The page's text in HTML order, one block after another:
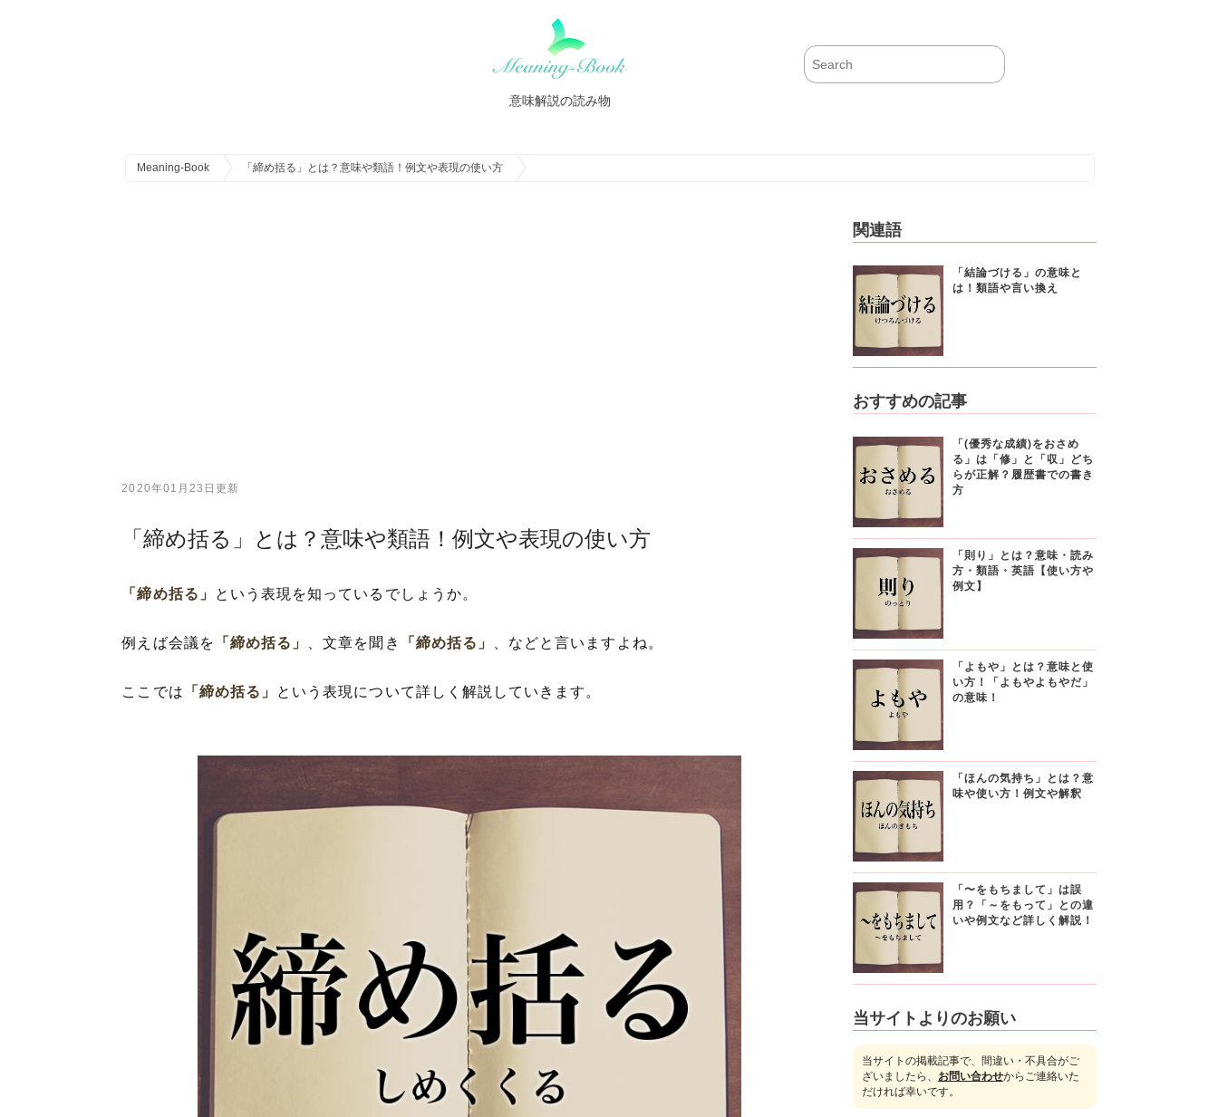
意味解説の読み物
Meaning-Book 「締め括る」とは？意味や類語！例文や表現の使い方
2020年01月23日更新
「締め括る」とは？意味や類語！例文や表現の使い方
「締め括る」 という表現を知っているでしょうか。
例えば会議を 「締め括る」 、文章を聞き 「締め括る」 、などと言いますよね。
ここでは 「締め括る」 という表現について詳しく解説していきます。
関連語
「結論づける」の意味と
は！類語や言い換え
おすすめの記事
「(優秀な成績)をおさめ
る」は「修」と「収」どち
らが正解？履歴書での書き
方
「則り」とは？意味・読み
方・類語・英語【使い方や
例文】
「よもや」とは？意味と使
い方！「よもやよもやだ」
の意味！
「ほんの気持ち」とは？意
味や使い方！例文や解釈
「〜をもちまして」は誤
用？「～をもって」との違
いや例文など詳しく解説！
当サイトよりのお願い
当サイトの掲載記事で、間違い・不具合がご
ざいましたら、 お問い合わせからご連絡いた
だければ幸いです。